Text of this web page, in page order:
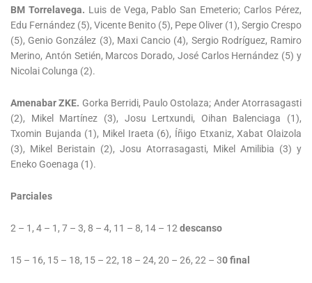
BM Torrelavega. Luis de Vega, Pablo San Emeterio; Carlos Pérez,
Edu Fernández (5), Vicente Benito (5), Pepe Oliver (1), Sergio Crespo
(5), Genio González (3), Maxi Cancio (4), Sergio Rodríguez, Ramiro
Merino, Antón Setién, Marcos Dorado, José Carlos Hernández (5) y
Nicolai Colunga (2).
Amenabar ZKE. Gorka Berridi, Paulo Ostolaza; Ander Atorrasagasti
(2), Mikel Martínez (3), Josu Lertxundi, Oihan Balenciaga (1),
Txomin Bujanda (1), Mikel Iraeta (6), Íñigo Etxaniz, Xabat Olaizola
(3), Mikel Beristain (2), Josu Atorrasagasti, Mikel Amilibia (3) y
Eneko Goenaga (1).
Parciales
2 – 1, 4 – 1, 7 – 3, 8 – 4, 11 – 8, 14 – 12descanso
15 – 16, 15 – 18, 15 – 22, 18 – 24, 20 – 26, 22 – 30 final